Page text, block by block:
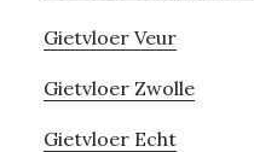
Gietvloer Veur
Gietvloer Zwolle
Gietvloer Echt